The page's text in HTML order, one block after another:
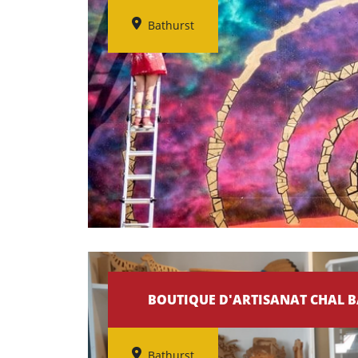
Bathurst
BOUTIQUE D'ARTISANAT CHAL